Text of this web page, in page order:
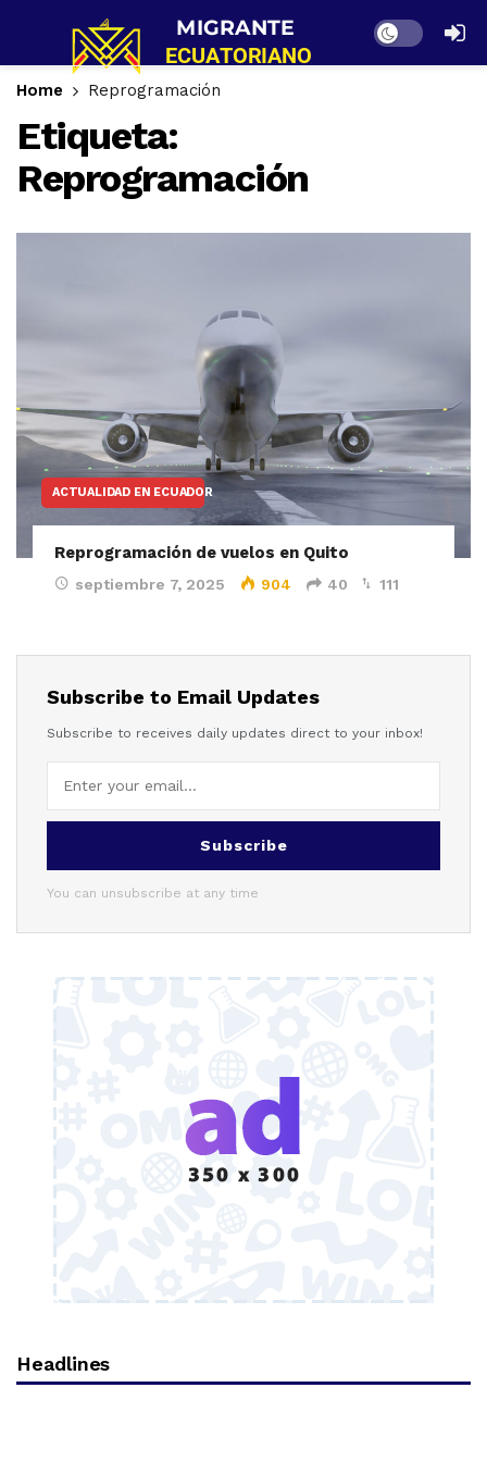
Dark mode
Home Reprogramación
Etiqueta:
Reprogramación
ACTUALIDAD EN ECUADOR
Reprogramación de vuelos en Quito
septiembre 7, 2025 904 40 111
Subscribe to Email Updates
Subscribe to receives daily updates direct to your inbox!
Subscribe
You can unsubscribe at any time
Headlines